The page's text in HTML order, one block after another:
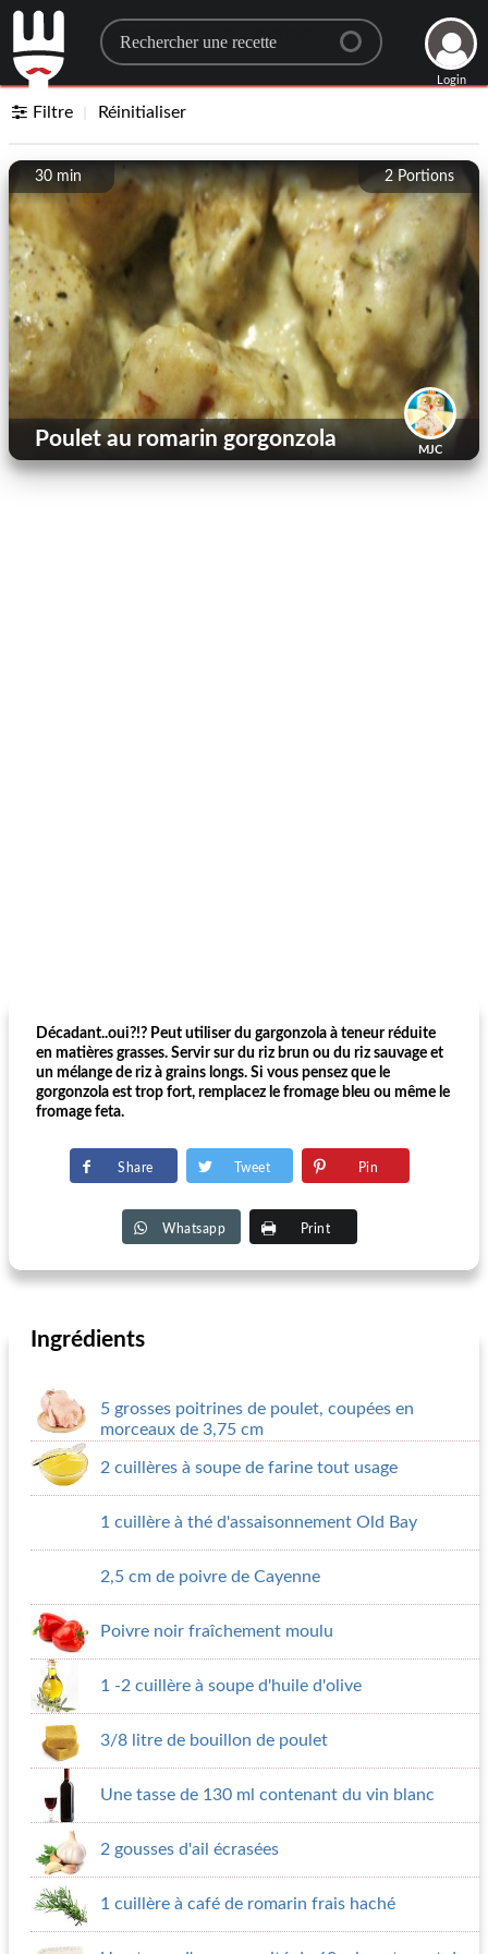
Search for a recipe
Login
Filtre Réinitialiser
2 Portions
30 min
MJC
Poulet au romarin gorgonzola
Décadant..oui?!? Peut utiliser du gargonzola à teneur réduite
en matières grasses. Servir sur du riz brun ou du riz sauvage et
un mélange de riz à grains longs. Si vous pensez que le
gorgonzola est trop fort, remplacez le fromage bleu ou même le
fromage feta.
Share Tweet Pin
Whatsapp Print
Ingrédients
5 grosses poitrines de poulet, coupées en
morceaux de 3,75 cm
2 cuillères à soupe de farine tout usage
1 cuillère à thé d'assaisonnement Old Bay
2,5 cm de poivre de Cayenne
Poivre noir fraîchement moulu
1 -2 cuillère à soupe d'huile d'olive
3/8 litre de bouillon de poulet
Une tasse de 130 ml contenant du vin blanc
2 gousses d'ail écrasées
1 cuillère à café de romarin frais haché